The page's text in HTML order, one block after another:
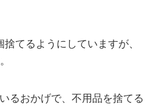
てるようにしていますが、
るおかげで、不用品を捨てる